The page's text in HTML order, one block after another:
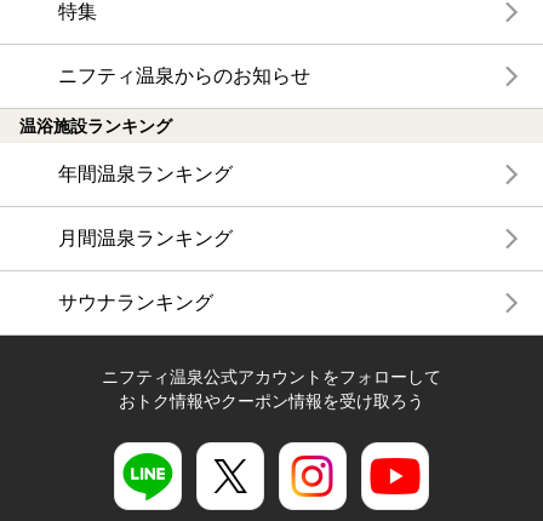
特集
ニフティ温泉からのお知らせ
温浴施設ランキング
年間温泉ランキング
月間温泉ランキング
サウナランキング
ニフティ温泉公式アカウントをフォローして
おトク情報やクーポン情報を受け取ろう